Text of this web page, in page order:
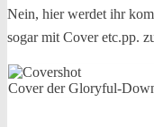
Nein, hier werdet ihr
sogar mit Cover etc.pp.
Cover der Gloryful-